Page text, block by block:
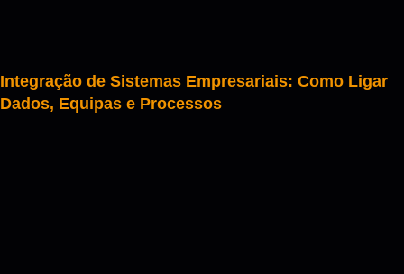
Integração de Sistemas Empresariais: Como Ligar
Dados, Equipas e Processos